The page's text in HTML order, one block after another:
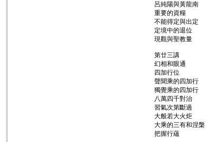
呂純陽與黃龍南
重要的資糧
不能得定與出定
定境中的退位
現觀與聖教量
第廿三講
幻相和眼通
四加行位
聲聞乘的四加行
獨覺乘的四加行
八萬四千對治
習氣次第斷過
大般若大火炬
大乘的三有和涅槃
把握行蘊